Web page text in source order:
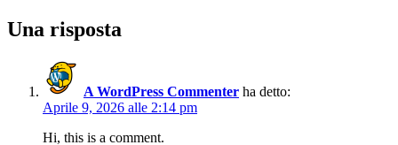
Una risposta
A WordPress Commenter ha detto:
Aprile 9, 2026 alle 2:14 pm
Hi, this is a comment.